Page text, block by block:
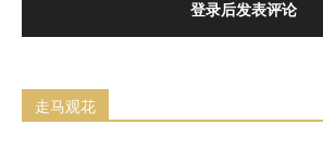
登录后发表评论
走马观花